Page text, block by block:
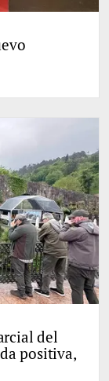
del
positiva,